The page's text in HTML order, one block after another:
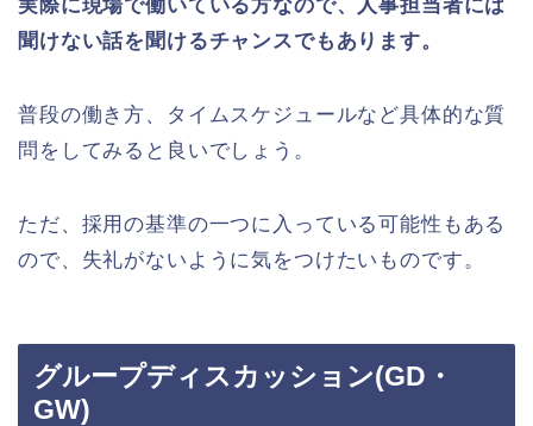
実際に現場で働いている方なので、人事担当者には
聞けない話を聞けるチャンスでもあります。
普段の働き方、タイムスケジュールなど具体的な質
問をしてみると良いでしょう。
ただ、採用の基準の一つに入っている可能性もある
ので、失礼がないように気をつけたいものです。
グループディスカッション(GD・
GW)